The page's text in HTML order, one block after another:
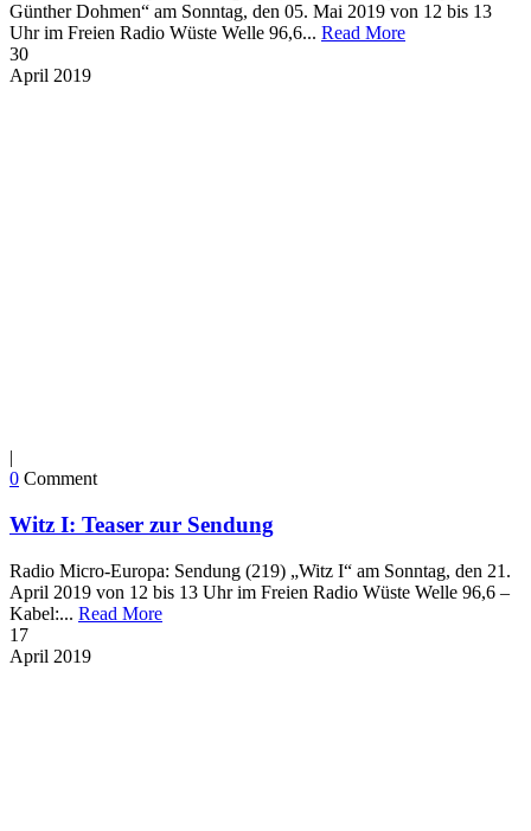
Günther Dohmen“ am Sonntag, den 05. Mai 2019 von 12 bis 13
Uhr im Freien Radio Wüste Welle 96,6... Read More
30
April 2019
|
0 Comment
Witz I: Teaser zur Sendung
Radio Micro-Europa: Sendung (219) „Witz I“ am Sonntag, den 21.
April 2019 von 12 bis 13 Uhr im Freien Radio Wüste Welle 96,6 –
Kabel:... Read More
17
April 2019